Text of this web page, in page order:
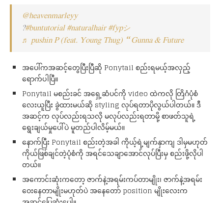
@heavenmarleyy
?#buntutorial #naturalhair #fypシ
♬ pushin P (feat. Young Thug) – Gunna & Future
အပေါ်ကအဆင့်တွေပြီးပြီဆို Ponytail စည်းရမယ့်အလှည့်
ရောက်ပါပြီ။
Ponytail မစည်းခင် အရှေ့ဆံပင်ကို video ထဲကလို တြိဂံပုံစံ
လေးယူပြီး ခွဲထားမယ်ဆို styling လုပ်ရတာပိုလွယ်ပါတယ်။ ဒီ
အဆင့်က လုပ်လည်းရသလို မလုပ်လည်းရတာမို့ စာဖတ်သူရဲ့
ရွေးချယ်မှုပေါ်ပဲ မူတည်ပါလိမ့်မယ်။
နောက်ပြီး Ponytail စည်းတဲ့အခါ ကိုယ့်ရဲ့မျက်နှာကျ ဒါမှမဟုတ်
ကိုယ်ဖြစ်ချင်တဲ့ပုံစံကို အရင်သေချာအောင်လုပ်ပြီးမှ စည်းဖို့လိုပါ
တယ်။
အကောင်းဆုံးကတော့ ဇာက်နဲ့အရမ်းကပ်တာမျိုး၊ ဇာက်နဲ့အရမ်း
ဝေးနေတာမျိုးမဟုတ်ပဲ အနေတော် position မျိုးလေးက